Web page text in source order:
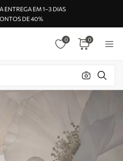
ENTREGA EM 1–3 DIAS
DE 40%
0 0